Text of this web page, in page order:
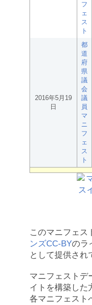
フ
ェ
ス
ト
2016年5月19
日
都
道
府
県
議
会
議
員
マ
ニ
フ
ェ
ス
ト
このマニフェス
ンズCC-BYのラ
として提供され
マニフェストデ
イトを構築した
各マニフェスト